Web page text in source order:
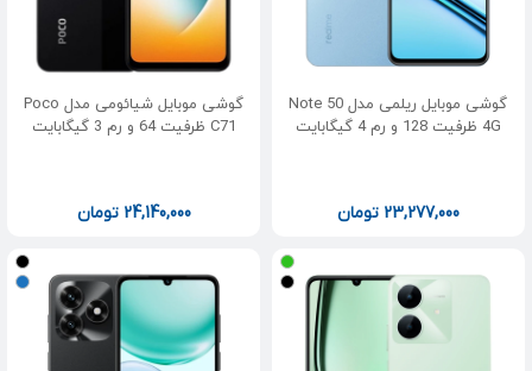
گوشی موبایل ریلمی مدل Note 50
4G ظرفیت 128 و رم 4 گیگابایت
23,277,000 تومان
گوشی موبایل شیائومی مدل Poco
C71 ظرفیت 64 و رم 3 گیگابایت
24,140,000 تومان